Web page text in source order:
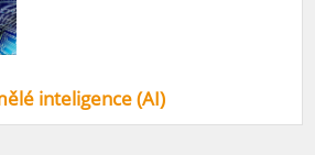
inteligence (AI)